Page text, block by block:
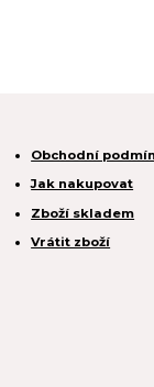
Obchodní
Jak nakupovat
Zboží skladem
Vrátit zboží